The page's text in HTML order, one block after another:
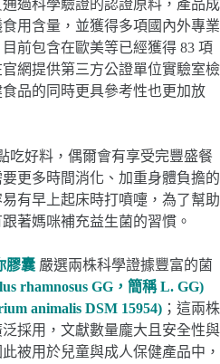
過科學驗證的認證原料，產品成
用含量，並獲得多項國內外專業
前包含在歐美等已經獲得 83 項
網提供第三方公證單位實驗室檢
品的同時更具參考性也更加放
吃好料，偶爾會有享受完豐盛餐
更多時間消化、加重身體負擔的
有早上起床時打噴嚏，為了幫助
著媽咪補充益生菌的習慣。
膠囊 嚴選兩株科學證據豐富的菌
rhamnosus GG，簡稱 L. GG)
animalis DSM 15954) ；這兩株
採用，文獻數量龐大且安全性與
被用於兒童與成人保健產品中，